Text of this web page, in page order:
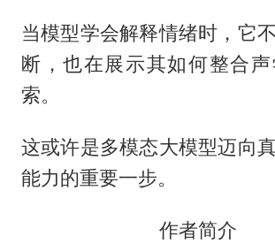
当模型学会解释情绪时，它
断，也在展示其如何整合
索。
这或许是多模态大模型迈向
能力的重要一步。
作者简介